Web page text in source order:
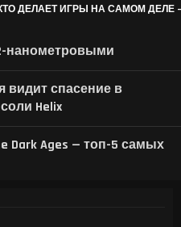
ДЕЛАЕТ ИГРЫ НА САМОМ ДЕЛЕ
2-нанометровыми
видит спасение в
Helix
Dark Ages — топ-5 самых